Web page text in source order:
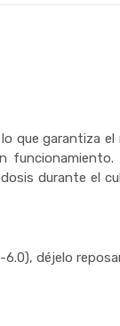
garantiza
durante el
déjelo